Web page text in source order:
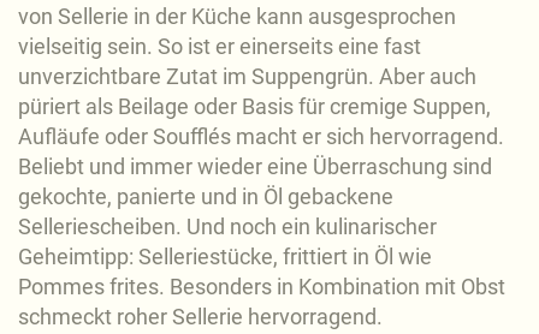
von Sellerie in der Küche kann ausgesprochen
vielseitig sein. So ist er einerseits eine fast
unverzichtbare Zutat im Suppengrün. Aber auch
püriert als Beilage oder Basis für cremige Suppen,
Aufläufe oder Soufflés macht er sich hervorragend.
Beliebt und immer wieder eine Überraschung sind
gekochte, panierte und in Öl gebackene
Selleriescheiben. Und noch ein kulinarischer
Geheimtipp: Selleriestücke, frittiert in Öl wie
Pommes frites. Besonders in Kombination mit Obst
schmeckt roher Sellerie hervorragend.